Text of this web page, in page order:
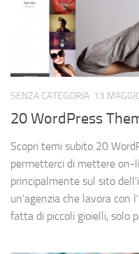
SENZA CATEGORIA 13
20 WordPress
Scopri temi subito 20
permetterci di mettere on-
principalmente sul sito
un'agenzia che lavora con
fatta di piccoli gioielli, solo